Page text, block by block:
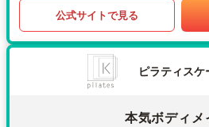
公式サイトで見る
ピラティスケ
本気ボディメ